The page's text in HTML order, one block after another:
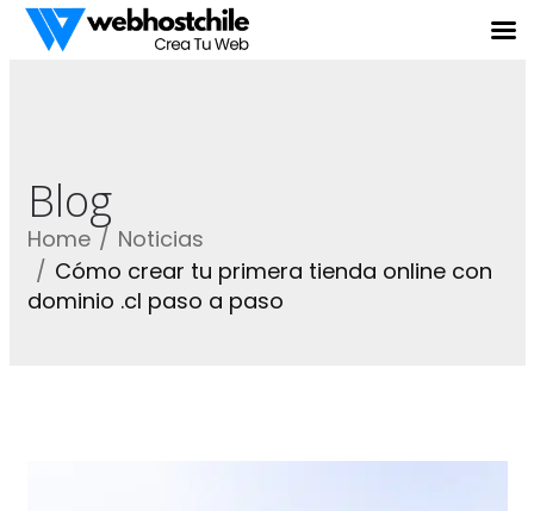
Blog
Home
Noticias
Cómo crear tu primera tienda online con
dominio .cl paso a paso